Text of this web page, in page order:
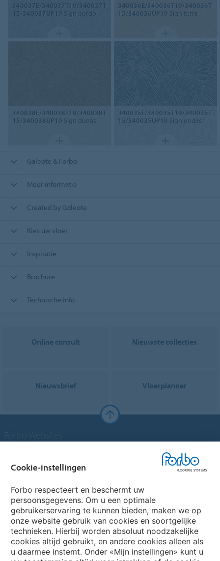
340037E/340037T19/340037T
15/340037UP19 Sign purdo
340036E/340036T19/340036T
15/340036UP19 Sign terra
340038E/340038T19/340038T
15/340038UP19 Sign dunas
340035E/340035T19/340035T
15/340035UP19 Sign ondas
Galeote & Forbo
Meer informatie
Created by Galeote
Kies uw vloer
Inspiratie
Brochure
Technische info
Online consult Nieuwste collecties
Nieuwsbrief Vloerplanner
Forbo Flooring Systems
Forbo Movement Systems
Kies een land
Cookie-instellingen
Forbo respecteert en beschermt uw
persoonsgegevens. Om u een optimale
gebruikerservaring te kunnen bieden, maken we op
onze website gebruik van cookies en soortgelijke
technieken. Hierbij worden absoluut noodzakelijke
cookies altijd gebruikt, en andere cookies alleen als
u daarmee instemt. Onder «Mijn instellingen» kunt u